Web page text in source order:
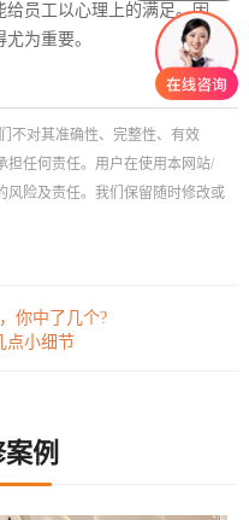
员工以心理上的满足。因
为重要。
不对其准确性、完整性、有效
担任何责任。用户在使用本网站/
风险及责任。我们保留随时修改或
你中了几个?
点小细节
例